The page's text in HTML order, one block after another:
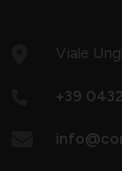
Viale
+39